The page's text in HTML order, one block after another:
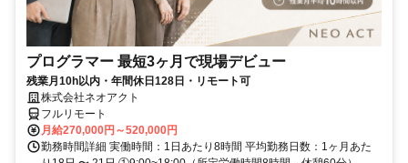
プログラマー 最短3ヶ月で現場デビュー
残業月10h以内・年間休日128日・リモート可
株式会社ネオアクト
フルリモート
月給270,000円～520,000円
勤務時間詳細 実働時間：1日あたり8時間 平均勤務日数：1ヶ月あた